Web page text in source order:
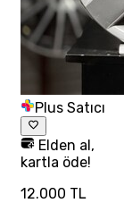
Plus Satıcı
Elden al,
kartla öde!
12.000 TL